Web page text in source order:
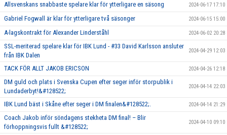
Allsvenskans snabbaste spelare klar för ytterligare en säsong 2024-06-17 17:10
Gabriel Fogwall är klar för ytterligare två säsonger 2024-06-15 15:00
A-lagskontrakt för Alexander Linderståhl 2024-06-02 20:28
SSL-meriterad spelare klar för IBK Lund - #33 David Karlsson ansluter
från IBK Dalen
2024-04-29 12:03
TACK FÖR ALLT JAKOB ERICSON 2024-04-26 12:18
DM guld och plats i Svenska Cupen efter seger inför storpublik i
Lundaderbyt!&#128522;
2024-04-14 22:03
IBK Lund bäst i Skåne efter seger i DM finalen&#128522;. 2024-04-14 21:29
Coach Jakob inför söndagens stekheta DM final! – Blir
förhoppningsvis fullt &#128522;
2024-04-10 09:10